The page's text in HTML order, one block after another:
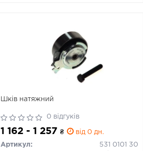
Шків натяжний
0 відгуків
1 162 - 1 257₴ від 0 дн.
Артикул:
531 0101 30